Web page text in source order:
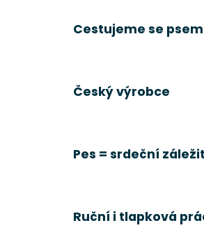
Cestujeme se psem
Český výrobce
Pes = srdeční
Ruční i tlapková